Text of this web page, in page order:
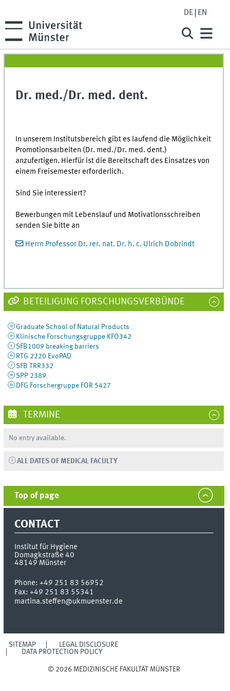
DE EN
Dr. med./Dr. med. dent.
In unserem Institutsbereich gibt es laufend die Möglichkeit
Promotionsarbeiten (Dr. med./Dr. med. dent.)
anzufertigen. Hierfür ist die Bereitschaft des Einsatzes von
einem Freisemester erforderlich.
Sind Sie interessiert?
Bewerbungen mit Lebenslauf und Motivationsschreiben
senden Sie bitte an
Herrn Professor Dr. rer. nat. Dr. h. c. Ulrich Dobrindt
BETEILIGUNG FORSCHUNGSVERBÜNDE
Graduate School of Natural Products
Klinische Forschungsgruppe KFO342
SFB1009 breaking barriers
RTG 2220 EvoPAD
SFB TRR332
SPP 2389
DFG Forschergruppe FOR 5427
TERMINE
No entry available.
ALL DATES OF MEDICAL FACULTY
Top of page
CONTACT
Institut für Hygiene
Domagkstraße 40
48149 Münster
Phone:+49 251 83 56952
Fax:+49 251 83 55341
martina.steffen@ukmuenster.de
SITEMAP
LEGAL DISCLOSURE
DATA PROTECTION POLICY
© 2026 MEDIZINISCHE FAKULTÄT MÜNSTER